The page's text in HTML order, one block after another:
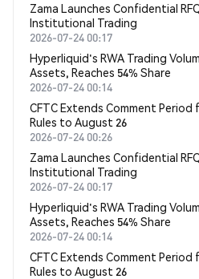
Zama Launches Confidential
Institutional Trading
2026-07-24 00:17
Hyperliquid's RWA Trading
Assets, Reaches 54% Share
2026-07-24 00:14
CFTC Extends Comment Period
Rules to August 26
2026-07-24 00:26
Zama Launches Confidential
Institutional Trading
2026-07-24 00:17
Hyperliquid's RWA Trading
Assets, Reaches 54% Share
2026-07-24 00:14
CFTC Extends Comment Period
Rules to August 26